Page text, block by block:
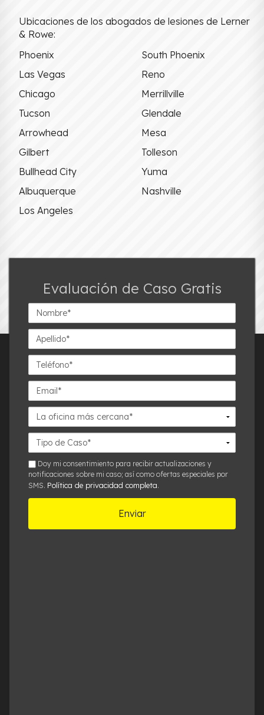
Ubicaciones de los abogados de lesiones de Lerner
& Rowe:
Phoenix
South Phoenix
Las Vegas
Reno
Chicago
Merrillville
Tucson
Glendale
Arrowhead
Mesa
Gilbert
Tolleson
Bullhead City
Yuma
Albuquerque
Nashville
Los Angeles
Evaluación de Caso Gratis
Nombre*
Apellido*
Teléfono*
Email*
La
oficina
más
cercana*
Detalles
del
Caso*
smsDoy mi consentimiento para recibir actualizaciones y
notificaciones sobre mi caso; así como ofertas especiales por
SMS. Política de privacidad completa.